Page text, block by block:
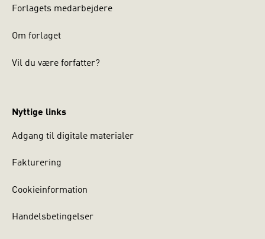
Forlagets medarbejdere
Om forlaget
Vil du være forfatter?
Nyttige links
Adgang til digitale materialer
Fakturering
Cookieinformation
Handelsbetingelser